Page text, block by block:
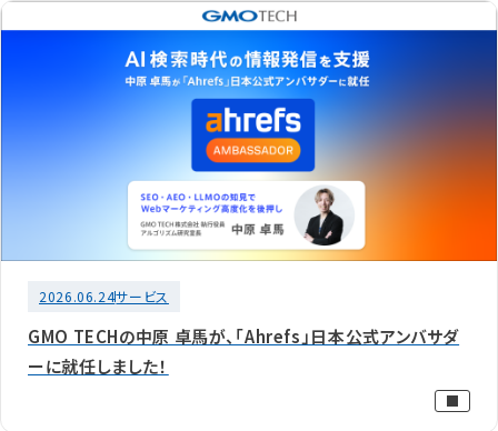
2026.06.24サービス
GMO TECHの中原 卓馬が、「Ahrefs」日本公式アンバサダ
ーに就任しました！